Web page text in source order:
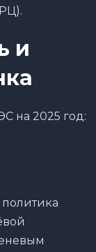
и
на 2025 год: